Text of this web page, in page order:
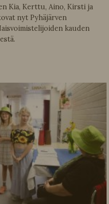
Kia, Kerttu, Aino, Kirsti ja
nyt Pyhäjärven
kauden